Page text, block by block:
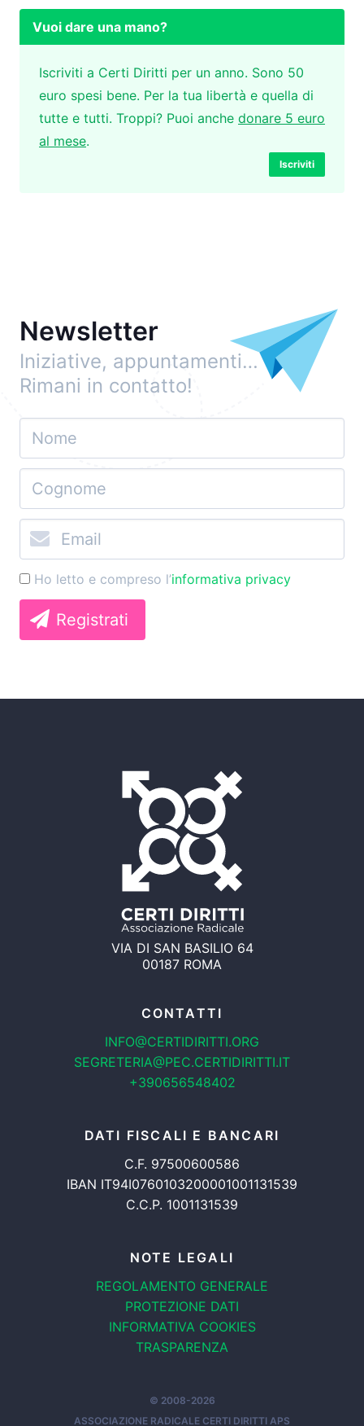
Vuoi dare una mano?
Iscriviti a Certi Diritti per un anno. Sono 50
euro spesi bene. Per la tua libertà e quella di
tutte e tutti. Troppi? Puoi anche donare 5 euro
al mese.
Iscriviti
Newsletter
Iniziative, appuntamenti…
Rimani in contatto!
Ho letto e compreso l’informativa privacy
Registrati
VIA DI SAN BASILIO 64
00187 ROMA
CONTATTI
INFO@CERTIDIRITTI.ORG
SEGRETERIA@PEC.CERTIDIRITTI.IT
+390656548402
DATI FISCALI E BANCARI
C.F. 97500600586
IBAN IT94I0760103200001001131539
C.C.P. 1001131539
NOTE LEGALI
REGOLAMENTO GENERALE
PROTEZIONE DATI
INFORMATIVA COOKIES
TRASPARENZA
© 2008-2026
ASSOCIAZIONE RADICALE CERTI DIRITTI APS